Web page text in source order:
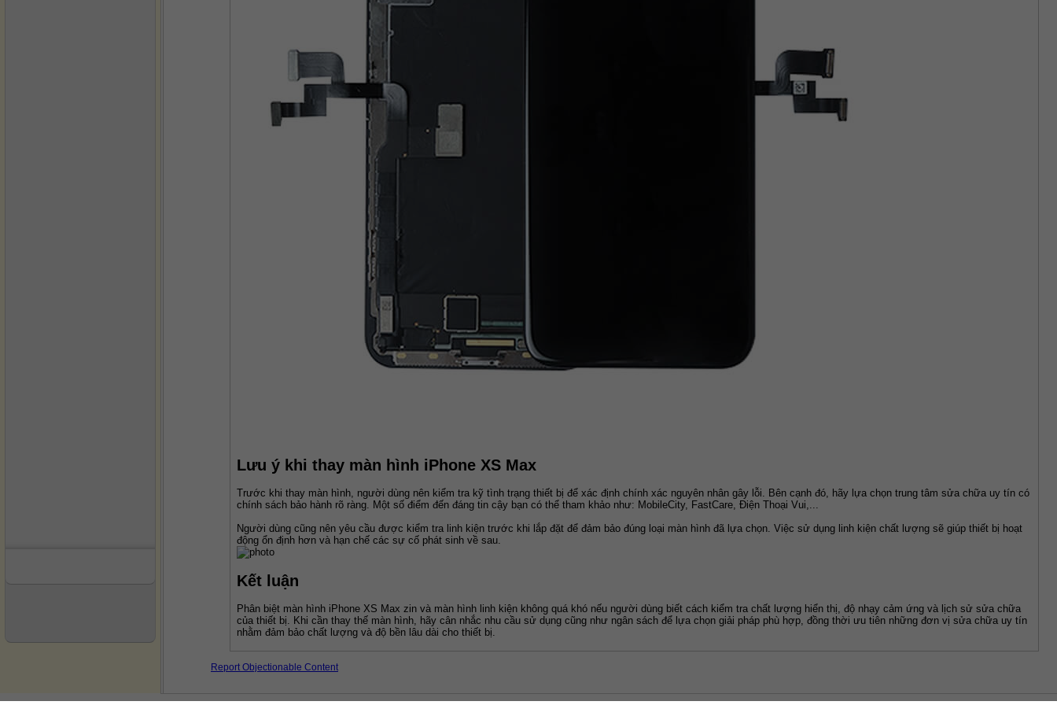
Lưu ý khi thay màn hình iPhone XS Max
Trước khi thay màn hình, người dùng nên kiểm tra kỹ tình trạng thiết bị để xác định chính xác nguyên nhân gây lỗi. Bên cạnh đó, hãy lựa chọn trung tâm sửa chữa uy tín có
chính sách bảo hành rõ ràng. Một số điểm đến đáng tin cậy bạn có thể tham khảo như: MobileCity, FastCare, Điện Thoại Vui,...
Người dùng cũng nên yêu cầu được kiểm tra linh kiện trước khi lắp đặt để đảm bảo đúng loại màn hình đã lựa chọn. Việc sử dụng linh kiện chất lượng sẽ giúp thiết bị hoạt
động ổn định hơn và hạn chế các sự cố phát sinh về sau.
Kết luận
Phân biệt màn hình iPhone XS Max zin và màn hình linh kiện không quá khó nếu người dùng biết cách kiểm tra chất lượng hiển thị, độ nhạy cảm ứng và lịch sử sửa chữa
của thiết bị. Khi cần thay thế màn hình, hãy cân nhắc nhu cầu sử dụng cũng như ngân sách để lựa chọn giải pháp phù hợp, đồng thời ưu tiên những đơn vị sửa chữa uy tín
nhằm đảm bảo chất lượng và độ bền lâu dài cho thiết bị.
Report Objectionable Content